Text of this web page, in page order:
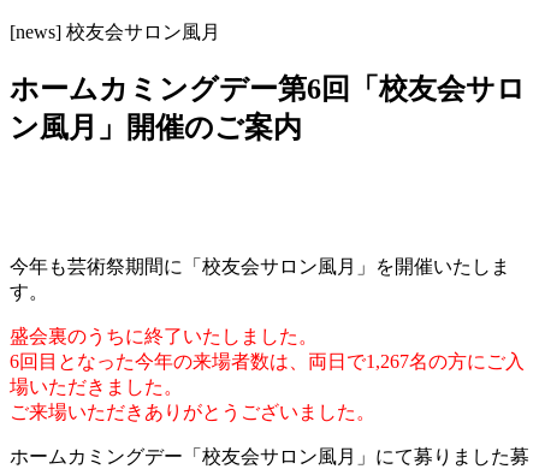
[news] 校友会サロン風月
ホームカミングデー第6回「校友会サロ
ン風月」開催のご案内
今年も芸術祭期間に「校友会サロン風月」を開催いたしま
す。
盛会裏のうちに終了いたしました。
6回目となった今年の来場者数は、両日で1,267名の方にご入
場いただきました。
ご来場いただきありがとうございました。
ホームカミングデー「校友会サロン風月」にて募りました募